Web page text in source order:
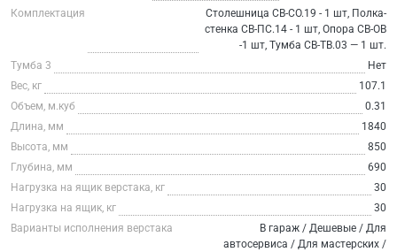
Комплектация
Столешница СВ-СО.19 - 1 шт, Полка-
стенка СВ-ПС.14 - 1 шт, Опора СВ-ОВ
-1 шт, Тумба СВ-ТВ.03 — 1 шт.
Тумба 3
Нет
Вес, кг
107.1
Объем, м.куб
0.31
Длина, мм
1840
Высота, мм
850
Глубина, мм
690
Нагрузка на ящик верстака, кг
30
Нагрузка на ящик, кг
30
Варианты исполнения верстака
В гараж / Дешевые / Для
автосервиса / Для мастерских /